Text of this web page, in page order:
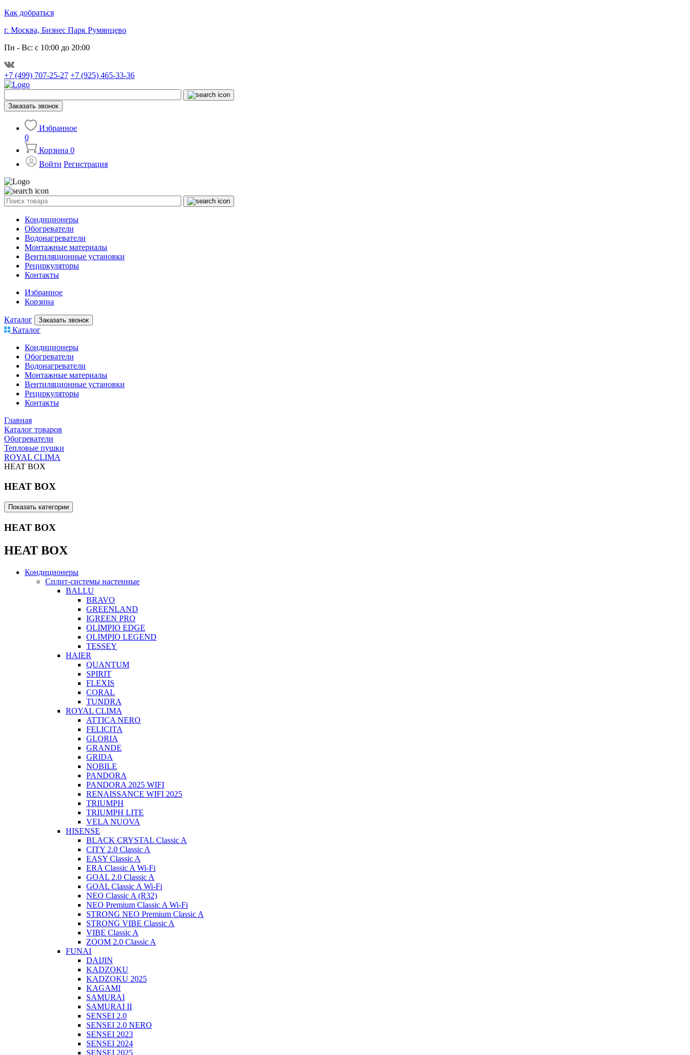
Как добраться
г. Москва, Бизнес Парк Румянцево
Пн - Вс: с 10:00 до 20:00
+7 (499) 707-25-27 +7 (925) 465-33-36
Заказать звонок
Избранное
0
Корзина 0
Войти Регистрация
Кондиционеры
Обогреватели
Водонагреватели
Монтажные материалы
Вентиляционные установки
Рециркуляторы
Контакты
Избранное
Корзина
Каталог Заказать звонок
Каталог
Кондиционеры
Обогреватели
Водонагреватели
Монтажные материалы
Вентиляционные установки
Рециркуляторы
Контакты
Главная
Каталог товаров
Обогреватели
Тепловые пушки
ROYAL CLIMA
HEAT BOX
HEAT BOX
Показать категории
HEAT BOX
HEAT BOX
Кондиционеры
Сплит-системы настенные
BALLU
BRAVO
GREENLAND
IGREEN PRO
OLIMPIO EDGE
OLIMPIO LEGEND
TESSEY
HAIER
QUANTUM
SPIRIT
FLEXIS
CORAL
TUNDRA
ROYAL CLIMA
ATTICA NERO
FELICITA
GLORIA
GRANDE
GRIDA
NOBILE
PANDORA
PANDORA 2025 WIFI
RENAISSANCE WIFI 2025
TRIUMPH
TRIUMPH LITE
VELA NUOVA
HISENSE
BLACK CRYSTAL Classic A
CITY 2.0 Classic A
EASY Classic A
ERA Classic A Wi-Fi
GOAL 2.0 Classic A
GOAL Classic A Wi-Fi
NEO Classic A (R32)
NEO Premium Classic A Wi-Fi
STRONG NEO Premium Classic A
STRONG VIBE Classic A
VIBE Classic A
ZOOM 2.0 Classic A
FUNAI
DAIJIN
KADZOKU
KADZOKU 2025
KAGAMI
SAMURAI
SAMURAI II
SENSEI 2.0
SENSEI 2.0 NERO
SENSEI 2023
SENSEI 2024
SENSEI 2025